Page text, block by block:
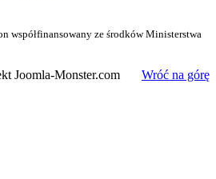
współfinansowany ze środków Ministerstwa
Joomla-Monster.com Wróć na górę